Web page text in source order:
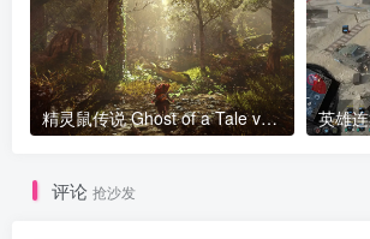
精灵鼠传说 Ghost of a Tale v8.33版 官方中文
评论 抢沙发